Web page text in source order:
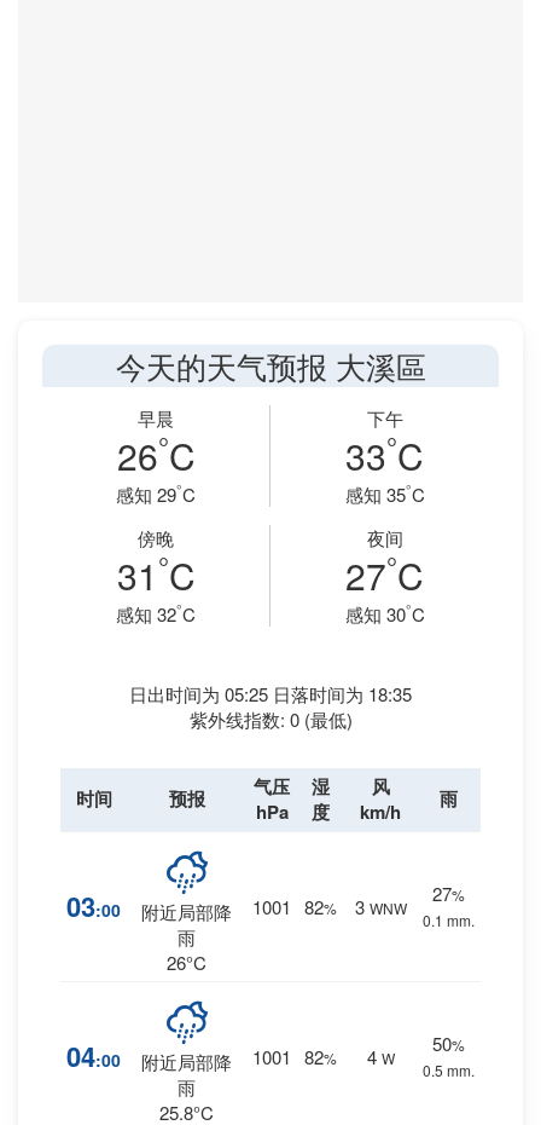
今天的天气预报 大溪區
早晨
26°C
感知 29°C
下午
33°C
感知 35°C
傍晚
31 °C
感知 32°C
夜间
27°C
感知 30°C
日出时间为 05:25 日落时间为 18:35
紫外线指数: 0 (最低)
时间 预报
气压
hPa
湿
度
风
km/h
雨
03:00
附近局部降
雨
26°C
1001 82% 3 WNW
27%
0.1 mm.
04:00
附近局部降
雨
25.8°C
1001 82% 4 W
50%
0.5 mm.